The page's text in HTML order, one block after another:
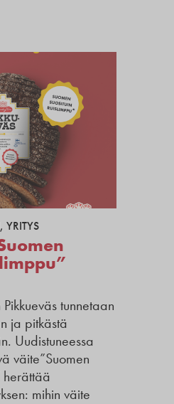
,YRITYS
tunnetaan
ja pitkästä
Uudistuneessa
väite”Suomen
herättää
mihin väite